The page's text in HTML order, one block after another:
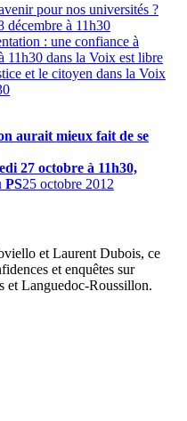
pour nos universités ?
décembre à 11h30
: une confiance à
11h30 dans la Voix est libre
et le citoyen dans la Voix
aurait mieux fait de se
27 octobre à 11h30,
PS25 octobre 2012
et Laurent Dubois, ce
et enquêtes sur
et Languedoc-Roussillon.